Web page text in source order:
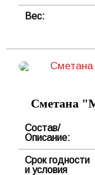
Вес:
Сметана
Состав/
Описание:
Срок годности
и условия